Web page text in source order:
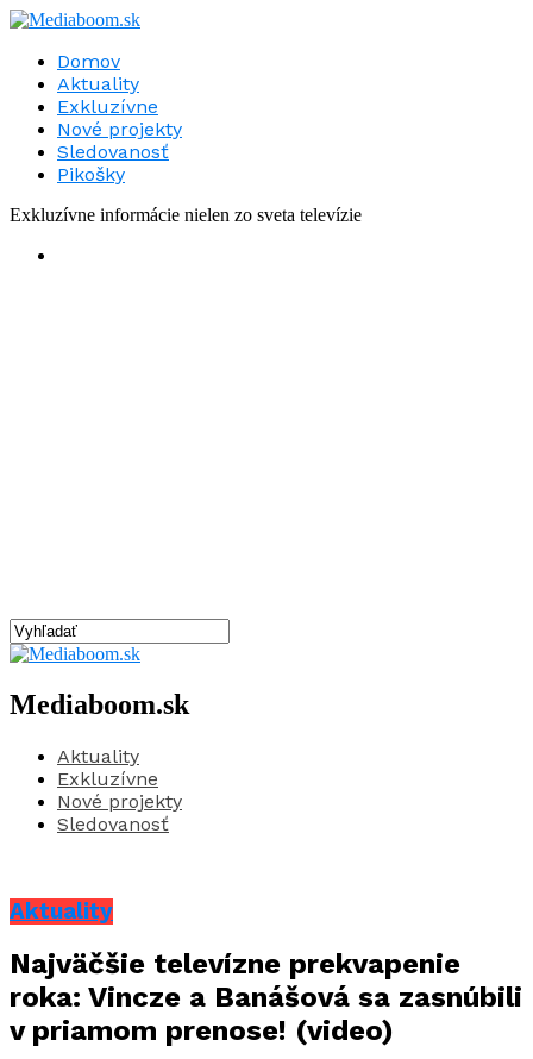
Domov
Aktuality
Exkluzívne
Nové projekty
Sledovanosť
Pikošky
Exkluzívne informácie nielen zo sveta televízie
Mediaboom.sk
Aktuality
Exkluzívne
Nové projekty
Sledovanosť
Aktuality
Najväčšie televízne prekvapenie
roka: Vincze a Banášová sa zasnúbili
v priamom prenose! (video)